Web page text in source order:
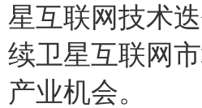
星互联网技术
续卫星互联网
产业机会。